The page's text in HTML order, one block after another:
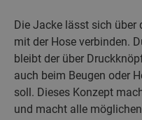
Die Jacke lässt sich über
mit der Hose verbinden.
bleibt der über
auch beim Beugen oder
soll. Dieses Konzept
und macht alle